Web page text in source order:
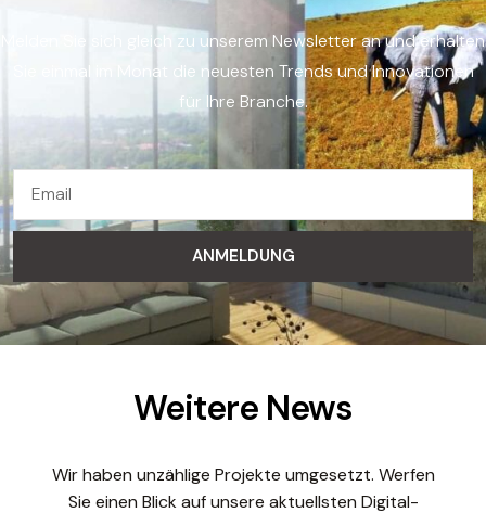
Melden Sie sich gleich zu unserem Newsletter an und erhalten
Sie einmal im Monat die neuesten Trends und Innovationen
für Ihre Branche.
ANMELDUNG
Weitere News
Wir haben unzählige Projekte umgesetzt. Werfen
Sie einen Blick auf unsere aktuellsten Digital-